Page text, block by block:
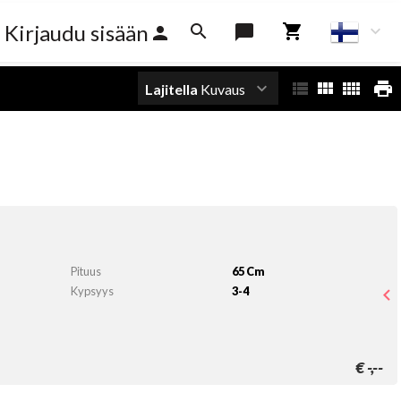
Kirjaudu sisään
Lajitella Kuvaus
Pituus
65 Cm
Kypsyys
3-4
€-,--